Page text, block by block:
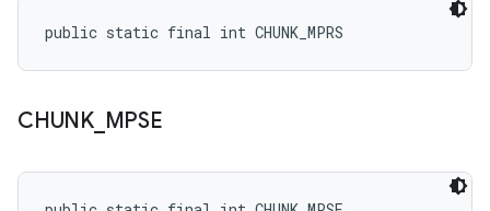
public static final int CHUNK_MPRS
CHUNK_ MPSE